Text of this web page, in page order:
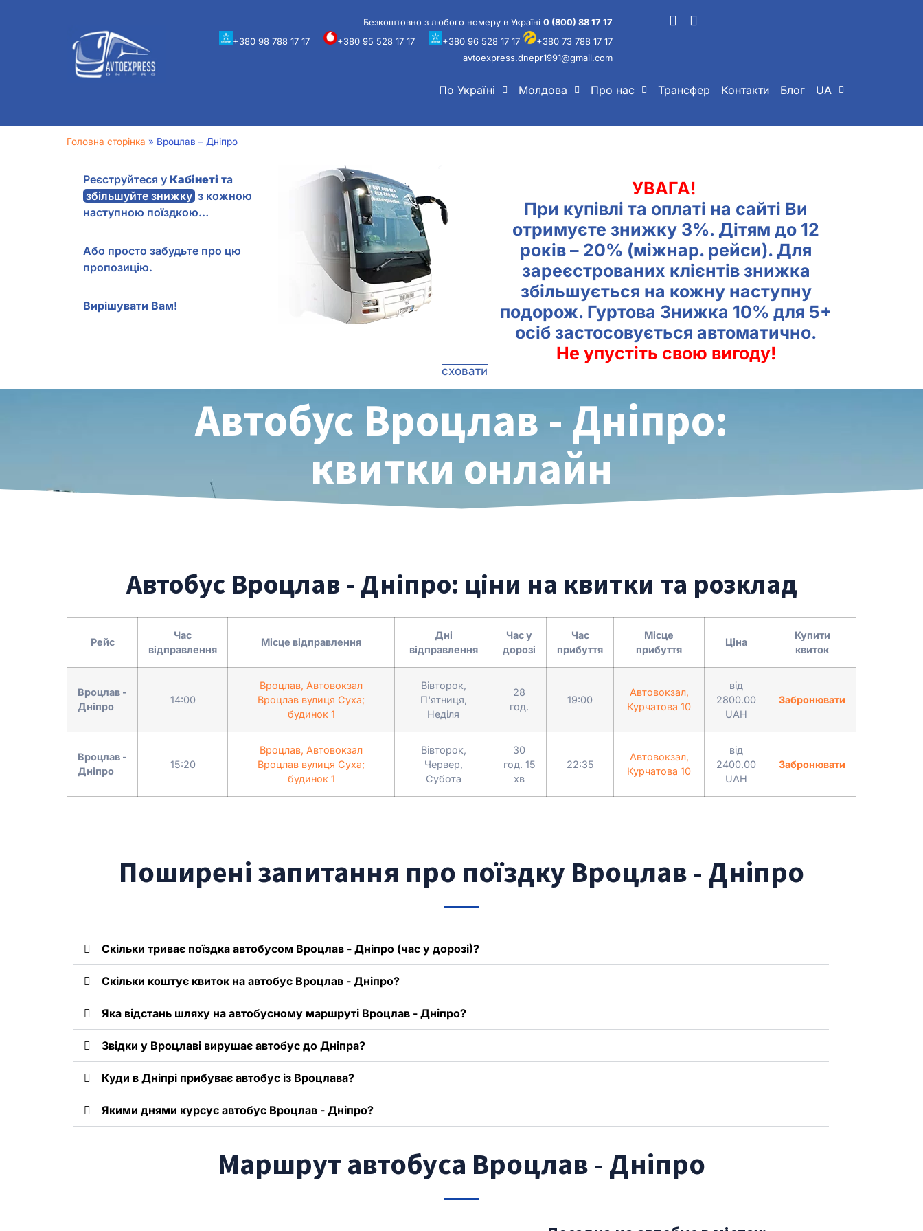
Безкоштовно з любого номеру в Україні0 (800) 88 17 17
+380 98 788 17 17
+380 95 528 17 17 +380 96 528 17 17
+380 73 788 17 17
avtoexpress.dnepr1991@gmail.com
По Україні Молдова Про нас Трансфер Контакти Блог UA
Головна сторінка » Вроцлав – Дніпро
Реєструйтеся уКабінеті та
збільшуйте знижку з кожною
наступною поїздкою…
Або просто забудьте про цю
пропозицію.
Вирішувати Вам!
УВАГА!
При купівлі та оплаті на сайті Ви
отримуєте знижку 3%. Дітям до 12
років – 20% (міжнар. рейси). Для
зареєстрованих клієнтів знижка
збільшується на кожну наступну
подорож. Гуртова Знижка 10% для 5+
осіб застосовується автоматично.
Не упустіть свою вигоду!
сховати
Автобус Вроцлав - Дніпро:
квитки онлайн
Автобус Вроцлав - Дніпро: ціни на квитки та розклад
Рейс
Час
відправлення
Місце відправлення
Дні
відправлення
Час у
дорозі
Час
прибуття
Місце
прибуття
Ціна
Купити
квиток
Вроцлав -
Дніпро
14:00
Вроцлав, Автовокзал
Вроцлав вулиця Суха;
будинок 1
Вівторок,
П'ятниця,
Неділя
28
год.
19:00
Автовокзал,
Курчатова 10
від
2800.00
UAH
Забронювати
Вроцлав -
Дніпро
15:20
Вроцлав, Автовокзал
Вроцлав вулиця Суха;
будинок 1
Вівторок,
Червер,
Субота
30
год. 15
хв
22:35
Автовокзал,
Курчатова 10
від
2400.00
UAH
Забронювати
Поширені запитання про поїздку Вроцлав - Дніпро
Скільки триває поїздка автобусом Вроцлав - Дніпро (час у дорозі)?
Скільки коштує квиток на автобус Вроцлав - Дніпро?
Яка відстань шляху на автобусному маршруті Вроцлав - Дніпро?
Звідки у Вроцлаві вирушає автобус до Дніпра?
Куди в Дніпрі прибуває автобус із Вроцлава?
Якими днями курсує автобус Вроцлав - Дніпро?
Маршрут автобуса Вроцлав - Дніпро